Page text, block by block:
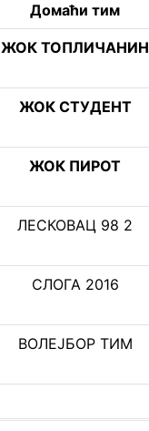
Домаћи тим
ЖОК ТОПЛИЧАНИН
ЖОК СТУДЕНТ
ЖОК ПИРОТ
ЛЕСКОВАЦ 98 2
СЛОГА 2016
ВОЛЕЈБОР ТИМ